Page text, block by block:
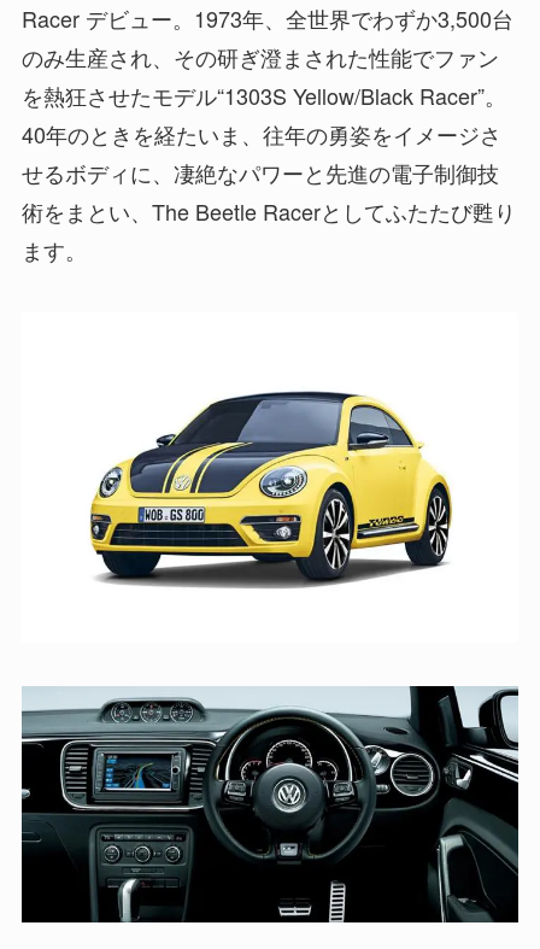
Racer デビュー。1973年、全世界でわずか3,500台
のみ生産され、その研ぎ澄まされた性能でファン
を熱狂させたモデル“1303S Yellow/Black Racer”。
40年のときを経たいま、往年の勇姿をイメージさ
せるボディに、凄絶なパワーと先進の電子制御技
術をまとい、The Beetle Racerとしてふたたび甦り
ます。